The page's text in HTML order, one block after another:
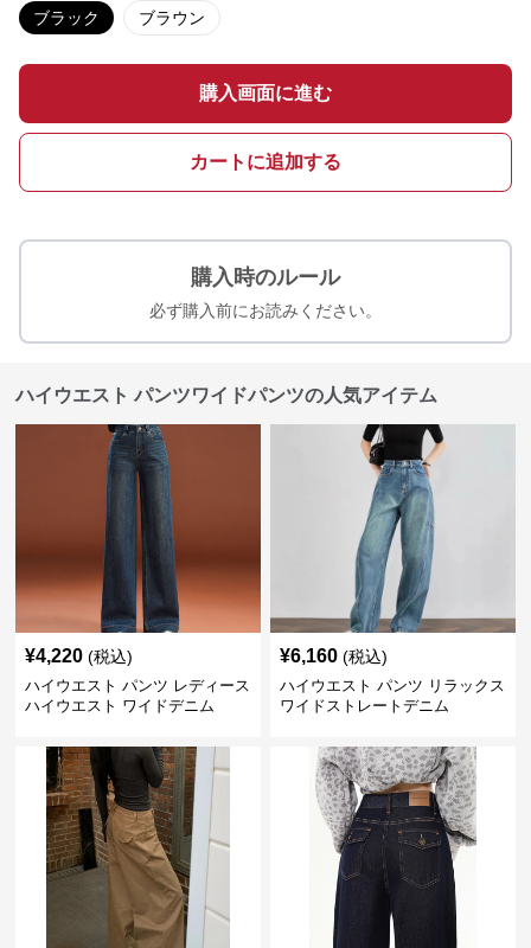
ブラック ブラウン
購入画面に進む
カートに追加する
購入時のルール
必ず購入前にお読みください。
ハイウエスト パンツワイドパンツの人気アイテム
¥4,220 (税込)
ハイウエスト パンツ レディース
ハイウエスト ワイドデニム
¥6,160 (税込)
ハイウエスト パンツ リラックス
ワイドストレートデニム